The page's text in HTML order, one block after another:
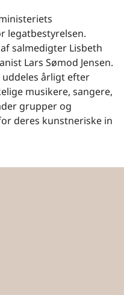
legatbestyrelsen.
salmedigter Lisbeth
Lars Sømod Jensen.
uddeles årligt efter
musikere, sangere,
grupper og
deres kunstneriske in